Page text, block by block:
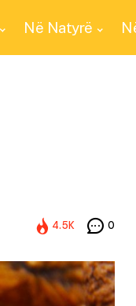
Në Natyrë
4.5K 0